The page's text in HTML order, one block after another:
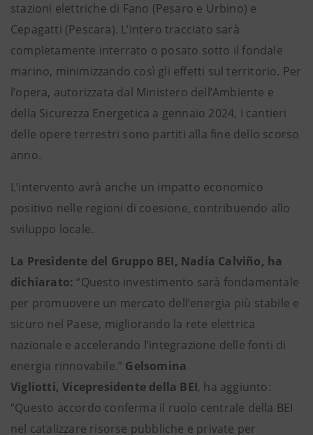
stazioni elettriche di Fano (Pesaro e Urbino) e
Cepagatti (Pescara). L’intero tracciato sarà
completamente interrato o posato sotto il fondale
marino, minimizzando così gli effetti sul territorio. Per
l’opera, autorizzata dal Ministero dell’Ambiente e
della Sicurezza Energetica a gennaio 2024, i cantieri
delle opere terrestri sono partiti alla fine dello scorso
anno.
L’intervento avrà anche un impatto economico
positivo nelle regioni di coesione, contribuendo allo
sviluppo locale.
La Presidente del Gruppo BEI, Nadia Calviño, ha
dichiarato:“Questo investimento sarà fondamentale
per promuovere un mercato dell’energia più stabile e
sicuro nel Paese, migliorando la rete elettrica
nazionale e accelerando l’integrazione delle fonti di
energia rinnovabile.” Gelsomina
Vigliotti, Vicepresidente della BEI, ha aggiunto:
“Questo accordo conferma il ruolo centrale della BEI
nel catalizzare risorse pubbliche e private per